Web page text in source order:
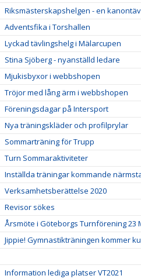
Riksmästerskapshelgen - en
Adventsfika i Torshallen
Lyckad tävlingshelg i Mälarcupen
Stina Sjöberg - nyanställd ledare
Mjukisbyxor i webbshopen
Tröjor med lång ärm i webbshopen
Föreningsdagar på Intersport
Nya träningskläder och profilprylar
Sommarträning för Trupp
Turn Sommaraktiviteter
Inställda träningar kommande
Verksamhetsberättelse 2020
Revisor sökes
Årsmöte i Göteborgs Turnförening 23
Jippie! Gymnastikträningen kommer
Information lediga platser VT2021